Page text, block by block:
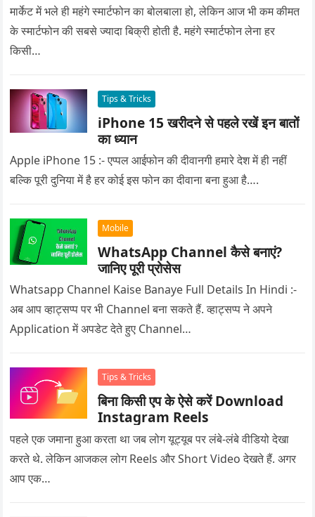
मार्केट में भले ही महंगे स्मार्टफोन का बोलबाला हो, लेकिन आज भी कम कीमत
के स्मार्टफोन की सबसे ज्यादा बिक्री होती है. महंगे स्मार्टफोन लेना हर
किसी…
Tips & Tricks
iPhone 15 खरीदने से पहले रखें इन बातों
का ध्यान
Apple iPhone 15 :- एप्पल आईफोन की दीवानगी हमारे देश में ही नहीं
बल्कि पूरी दुनिया में है हर कोई इस फोन का दीवाना बना हुआ है….
Mobile
WhatsApp Channel कैसे बनाएं?
जानिए पूरी प्रोसेस
Whatsapp Channel Kaise Banaye Full Details In Hindi :-
अब आप व्हाट्सप्प पर भी Channel बना सकते हैं. व्हाट्सप्प ने अपने
Application में अपडेट देते हुए Channel…
Tips & Tricks
बिना किसी एप के ऐसे करें Download
Instagram Reels
पहले एक जमाना हुआ करता था जब लोग यूट्यूब पर लंबे-लंबे वीडियो देखा
करते थे. लेकिन आजकल लोग Reels और Short Video देखते हैं. अगर
आप एक…